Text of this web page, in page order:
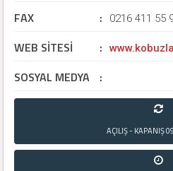
FAX : 0216 411 55
WEB SİTESİ :
SOSYAL MEDYA :
AÇILIŞ - KAPANIŞ